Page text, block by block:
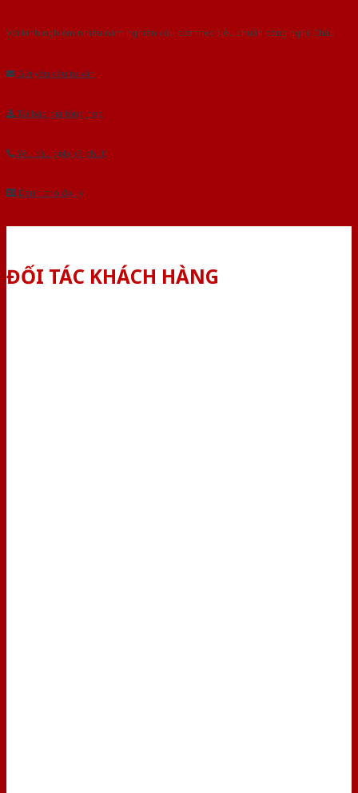
Với kinh nghiệm nhiêu năm nghiên cứu cửa theo tiêu chuẩn công nghệ Châu
Âu.Chúng tôi tự tin là nhà sản xuất & cung cấp hàng đầu tại Việt Nam!
Gửi yêu cầu tư vấn
Tải báo giá tổng hợp
Yêu cầu gọi lại (3 phút)
Dành cho đại lý
ĐỐI TÁC KHÁCH HÀNG